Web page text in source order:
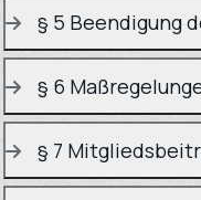
§ 5
§ 6
§ 7